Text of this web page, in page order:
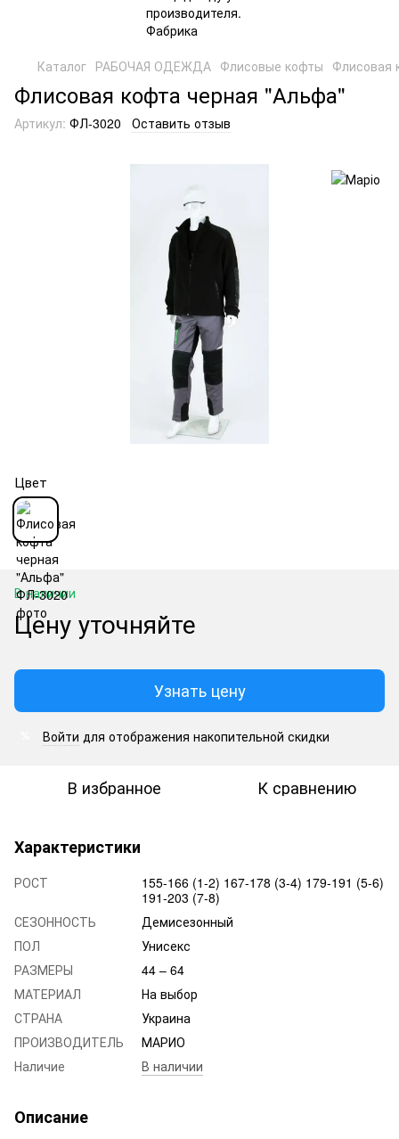
Каталог РАБОЧАЯ ОДЕЖДА Флисовые кофты Флисовая
Флисовая кофта черная "Альфа"
Артикул: ФЛ-3020 Оставить отзыв
Цвет
В наличии
Цену уточняйте
Узнать цену
Войти для отображения накопительной скидки
В избранное К сравнению
Характеристики
РОСТ
155-166 (1-2) 167-178 (3-4) 179-191 (5-6)
191-203 (7-8)
СЕЗОННОСТЬ
Демисезонный
ПОЛ
Унисекс
РАЗМЕРЫ
44 – 64
МАТЕРИАЛ
На выбор
СТРАНА
Украина
ПРОИЗВОДИТЕЛЬ
МАРИО
Наличие
В наличии
Описание